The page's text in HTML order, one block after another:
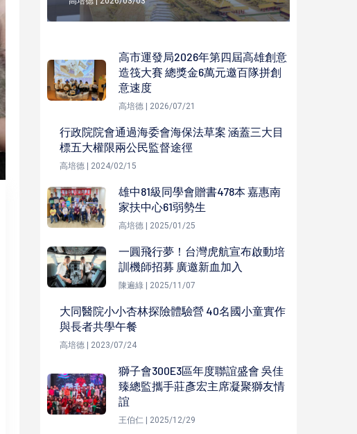
高市運發局2026年第四屆高雄創意
造筏大賽 總獎金6萬元邀百隊拼創
意速度
高培德 | 2026/07/21
行政院院會通過海委會海保法草案 涵蓋三大目
標五大權限兩公民監督途徑
高培德 | 2024/02/15
雄中81級同學會贈書478本 嘉惠南
家扶中心61弱勢生
高培德 | 2025/01/25
一圓飛行夢！台灣虎航宣布啟動培
訓機師招募 廣邀新血加入
陳遍綠 | 2025/11/07
大同醫院小小杏林探險體驗營 40名國小童實作
與長者共學午餐
高培德 | 2023/07/24
獅子會300E3區年度聯誼盛會 吳佳
臻總監攜手莊彥宏主席凝聚獅友情
誼
王伯仁 | 2025/12/29